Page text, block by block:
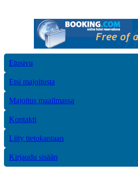
Etusivu
Etsi majoitusta
Majoitus maailmassa
Kontakti
Liity tietokantaan
Kirjaudu sisään